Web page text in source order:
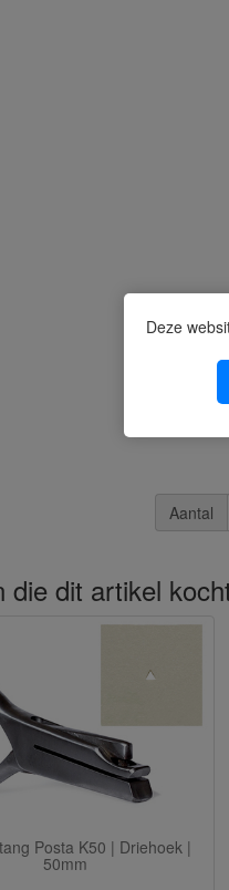
Deze
Aantal
die dit artikel
Posta K50 | Driehoek |
50mm